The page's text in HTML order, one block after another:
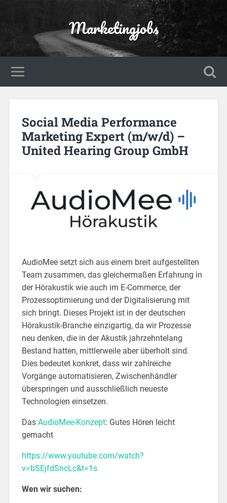
Marketingjobs
Social Media Performance
Marketing Expert (m/w/d) –
United Hearing Group GmbH
AudioMee setzt sich aus einem breit aufgestellten
Team zusammen, das gleichermaßen Erfahrung in
der Hörakustik wie auch im E-Commerce, der
Prozessoptimierung und der Digitalisierung mit
sich bringt. Dieses Projekt ist in der deutschen
Hörakustik-Branche einzigartig, da wir Prozesse
neu denken, die in der Akustik jahrzehntelang
Bestand hatten, mittlerweile aber überholt sind.
Dies bedeutet konkret, dass wir zahlreiche
Vorgänge automatisieren, Zwischenhändler
überspringen und ausschließlich neueste
Technologien einsetzen.
Das AudioMee-Konzept: Gutes Hören leicht
gemacht
https://www.youtube.com/watch?
v=bSEjfdSncLc&t=1s
Wen wir suchen: